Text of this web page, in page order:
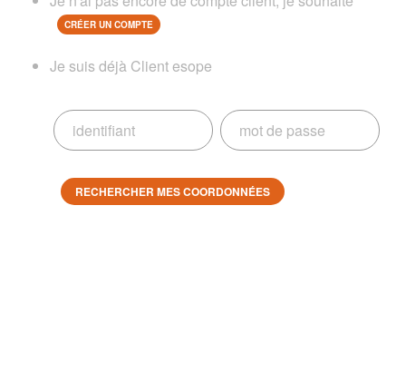
CRÉER UN COMPTE
Je suis déjà Client esope
RECHERCHER MES COORDONNÉES